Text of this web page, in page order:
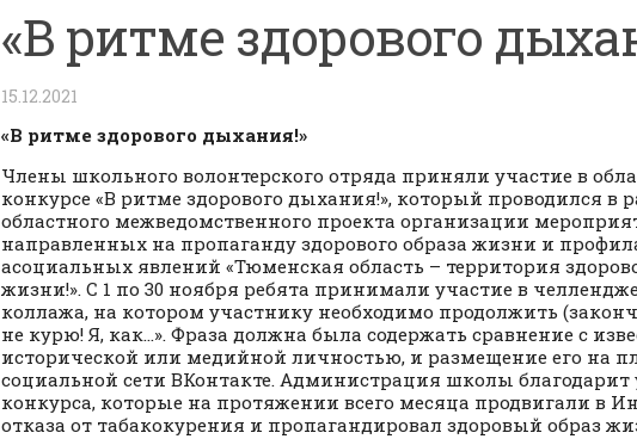
«В ритме здорового
15.12.2021
«В ритме здорового дыхания!»
Члены школьного волонтерского отряда приняли участие в
конкурсе «В ритме здорового дыхания!», который проводился в
областного межведомственного проекта организации
направленных на пропаганду здорового образа жизни и
асоциальных явлений «Тюменская область – территория
жизни!». С 1 по 30 ноября ребята принимали участие в
коллажа, на котором участнику необходимо продолжить
не курю! Я, как…». Фраза должна была содержать сравнение с
исторической или медийной личностью, и размещение его на
социальной сети ВКонтакте. Администрация школы благодарит
конкурса, которые на протяжении всего месяца продвигали в
отказа от табакокурения и пропагандировал здоровый образ